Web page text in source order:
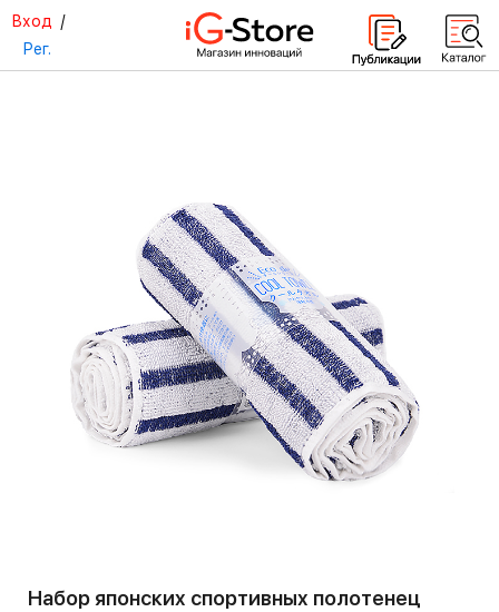
Вход /
Рег.
Набор японских спортивных полотенец